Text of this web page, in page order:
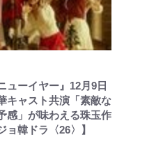
ューイヤー』12月9日
キャスト共演「素敵な
感」が味わえる珠玉作
ョ韓ドラ〈26〉】